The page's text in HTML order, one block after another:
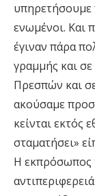
υπηρετήσουμε
ενωμένοι. Και
έγιναν πάρα
γραμμής και
Πρεσπών και
ακούσαμε
κείνται εκτός
σταματήσει»
Η εκπρόσωπος